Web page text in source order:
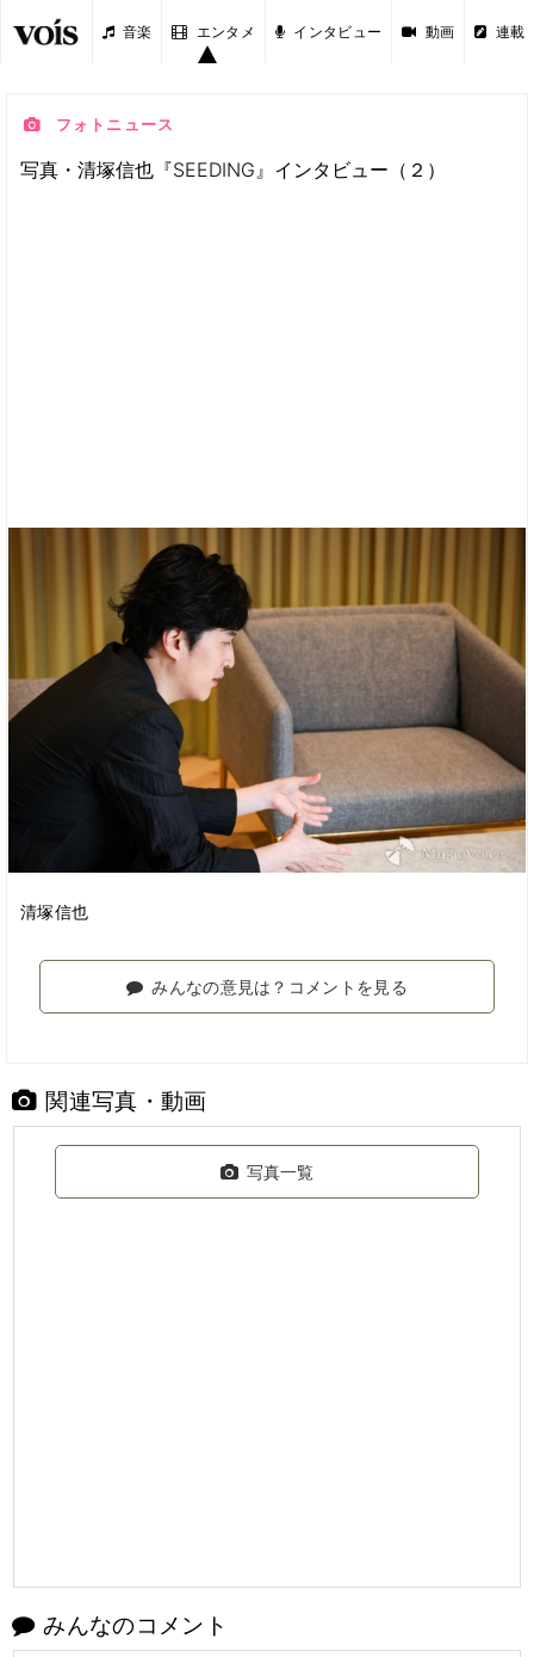
音楽 エンタメ インタビュー 動画 連載
フォトニュース
写真・清塚信也『SEEDING』インタビュー（２）
清塚信也
みんなの意見は？コメントを見る
関連写真・動画
写真一覧
みんなのコメント